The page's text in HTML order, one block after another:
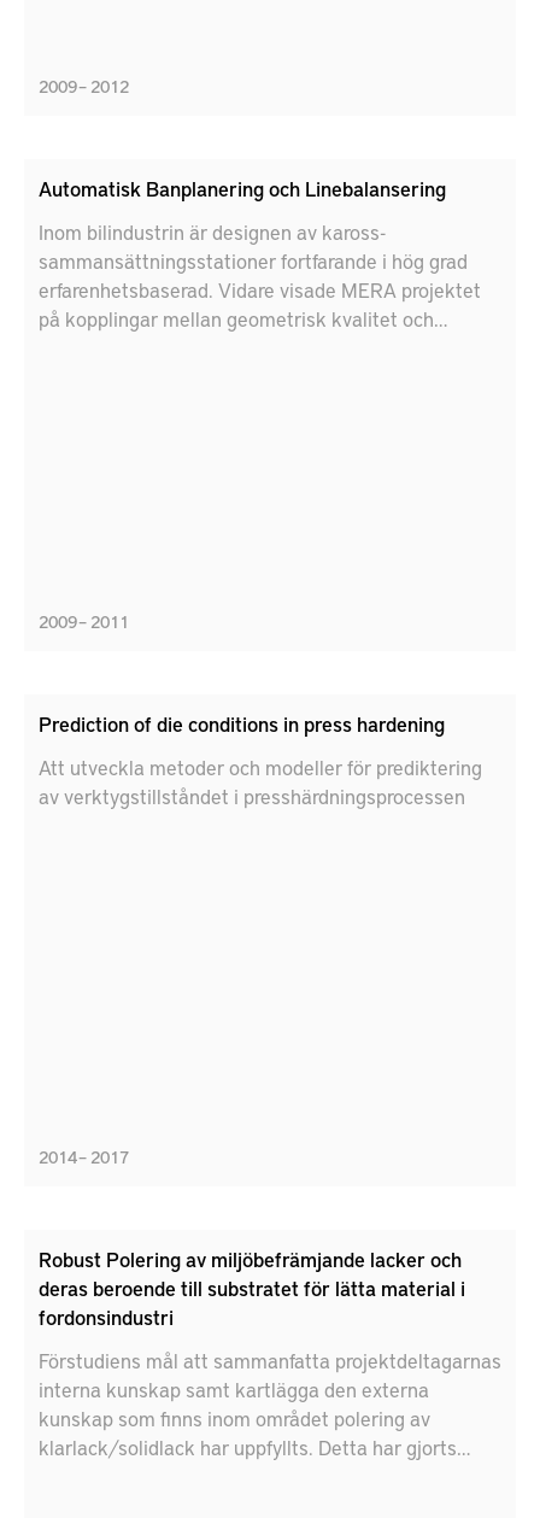
2009 – 2012
Automatisk Banplanering och Linebalansering
Inom bilindustrin är designen av kaross-
sammansättningsstationer fortfarande i hög grad
erfarenhetsbaserad. Vidare visade MERA projektet
på kopplingar mellan geometrisk kvalitet och
2009 – 2011
Prediction of die conditions in press hardening
Att utveckla metoder och modeller för prediktering
av verktygstillståndet i presshärdningsprocessen
2014 – 2017
Robust Polering av miljöbefrämjande lacker och
deras beroende till substratet för lätta material i
fordonsindustri
Förstudiens mål att sammanfatta projektdeltagarnas
interna kunskap samt kartlägga den externa
kunskap som finns inom området polering av
klarlack/solidlack har uppfyllts. Detta har gjorts